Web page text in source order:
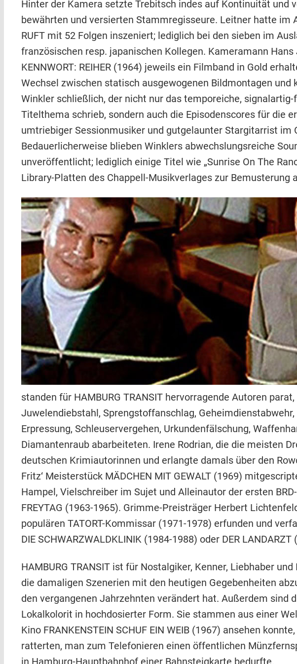
Hinter der Kamera setzte Trebitsch indes auf Kontinuität und
bewährten und versierten Stammregisseure. Leitner hatte im
RUFT mit 52 Folgen inszeniert; lediglich bei den sieben im
französischen resp. japanischen Kollegen. Kameramann Hans
KENNWORT: REIHER (1964) jeweils ein Filmband in Gold
Wechsel zwischen statisch ausgewogenen Bildmontagen
Winkler schließlich, der nicht nur das temporeiche,
Titelthema schrieb, sondern auch die Episodenscores für die
umtriebiger Sessionmusiker und gutgelaunter Stargitarrist im
Bedauerlicherweise blieben Winklers abwechslungsreiche
unveröffentlicht; lediglich einige Titel wie „Sunrise On The
Library-Platten des Chappell-Musikverlages zur Bemusterung
standen für HAMBURG TRANSIT hervorragende Autoren
Juwelendiebstahl, Sprengstoffanschlag,
Erpressung, Schleuservergehen, Urkundenfälschung,
Diamantenraub abarbeiteten. Irene Rodrian, die die meisten
deutschen Krimiautorinnen und erlangte damals über den
Fritz‘ Meisterstück MÄDCHEN MIT GEWALT (1969)
Hampel, Vielschreiber im Sujet und Alleinautor der ersten
FREYTAG (1963-1965). Grimme-Preisträger Herbert
populären TATORT-Kommissar (1971-1978) erfunden und
DIE SCHWARZWALDKLINIK (1984-1988) oder DER LANDARZT
HAMBURG TRANSIT ist für Nostalgiker, Kenner, Liebhaber
die damaligen Szenerien mit den heutigen Gegebenheiten
den vergangenen Jahrzehnten verändert hat. Außerdem sind
Lokalkolorit in hochdosierter Form. Sie stammen aus einer
Kino FRANKENSTEIN SCHUF EIN WEIB (1967) ansehen
ratterten, man zum Telefonieren einen öffentlichen
in Hamburg-Hauptbahnhof einer Bahnsteigkarte bedurfte.